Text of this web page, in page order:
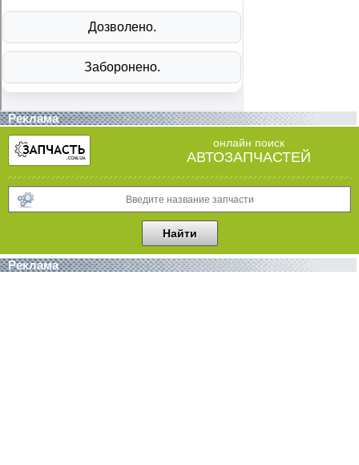
Реклама
онлайн поиск
АВТОЗАПЧАСТЕЙ
Реклама